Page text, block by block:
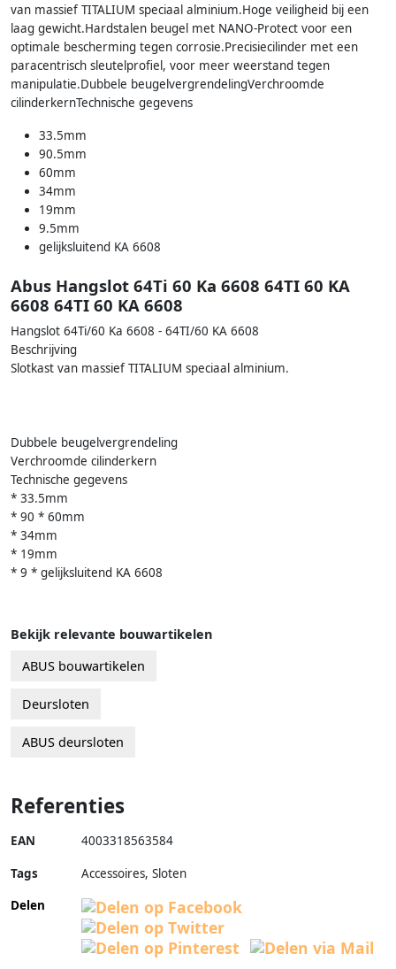
van massief TITALIUM speciaal alminium.Hoge veiligheid bij een
laag gewicht.Hardstalen beugel met NANO-Protect voor een
optimale bescherming tegen corrosie.Precisiecilinder met een
paracentrisch sleutelprofiel, voor meer weerstand tegen
manipulatie.Dubbele beugelvergrendelingVerchroomde
cilinderkernTechnische gegevens
33.5mm
90.5mm
60mm
34mm
19mm
9.5mm
gelijksluitend KA 6608
Abus Hangslot 64Ti 60 Ka 6608 64TI 60 KA
6608 64TI 60 KA 6608
Hangslot 64Ti/60 Ka 6608 - 64TI/60 KA 6608
Beschrijving
Slotkast van massief TITALIUM speciaal alminium.
Dubbele beugelvergrendeling
Verchroomde cilinderkern
Technische gegevens
* 33.5mm
* 90 * 60mm
* 34mm
* 19mm
* 9 * gelijksluitend KA 6608
Bekijk relevante bouwartikelen
ABUS bouwartikelen
Deursloten
ABUS deursloten
Referenties
EAN 4003318563584
Tags
Accessoires, Sloten
Delen